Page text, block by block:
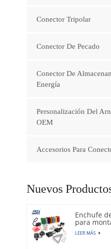
Conector Tripolar
Conector De Pecado
Conector De
Energía
Personalización Del
OEM
Accesorios Para
Nuevos
Enchufe
para
600V
LEER MÁS